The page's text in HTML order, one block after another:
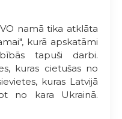
namā tika atklāta
kurā apskatāmi
tapuši darbi.
kuras cietušas no
kuras Latvijā
no kara Ukrainā.